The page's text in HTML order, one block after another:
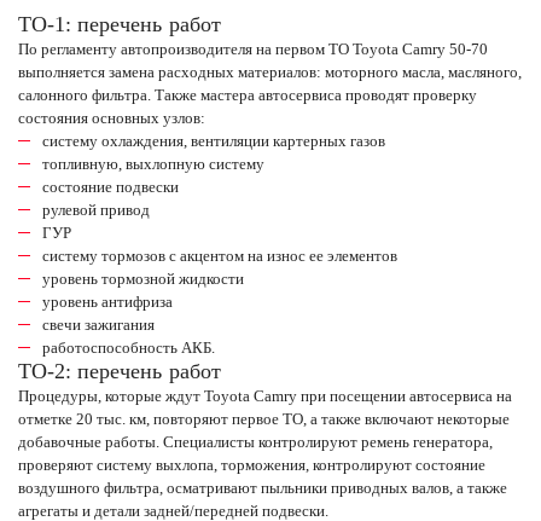
ТО-1: перечень работ
По регламенту автопроизводителя на первом ТО Toyota Camry 50-70
выполняется замена расходных материалов: моторного масла, масляного,
салонного фильтра. Также мастера автосервиса проводят проверку
состояния основных узлов:
систему охлаждения, вентиляции картерных газов
топливную, выхлопную систему
состояние подвески
рулевой привод
ГУР
систему тормозов с акцентом на износ ее элементов
уровень тормозной жидкости
уровень антифриза
свечи зажигания
работоспособность АКБ.
ТО-2: перечень работ
Процедуры, которые ждут Toyota Camry при посещении автосервиса на
отметке 20 тыс. км, повторяют первое ТО, а также включают некоторые
добавочные работы. Специалисты контролируют ремень генератора,
проверяют систему выхлопа, торможения, контролируют состояние
воздушного фильтра, осматривают пыльники приводных валов, а также
агрегаты и детали задней/передней подвески.